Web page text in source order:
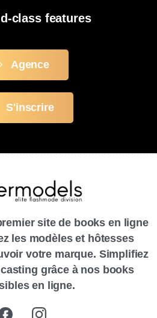
class features
Agence
S'inscrire
site de books en ligne
les modèles et hôtesses
votre marque. Simplifiez
grâce à nos books
en ligne.